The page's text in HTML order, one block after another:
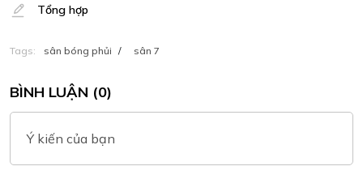
Tổng hợp
Tags: sân bóng phủi / sân 7
BÌNH LUẬN (0)
Ý kiến của bạn